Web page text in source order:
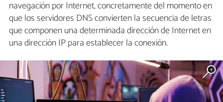
navegación por Internet, concretamente del momento en
que los servidores DNS convierten la secuencia de letras
que componen una determinada dirección de Internet en
una dirección IP para establecer la conexión.